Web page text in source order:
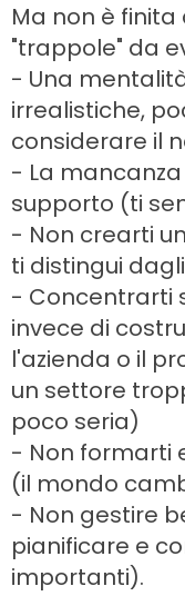
Ma non è finita
"trappole" da
- Una
irrealistiche,
considerare il
- La
supporto (ti
- Non crearti
ti distingui
- Concentrarti
invece di
l'azienda o il
un settore
poco seria)
- Non formarti
(il mondo
- Non gestire
pianificare e
importanti).